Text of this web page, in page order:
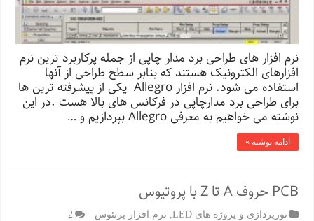
نرم افزار های طراحی برد مدار چاپی از جمله پرکاربرد ترین نرم
افزارهای الکترونیک هستند که بنابر سطح طراحی از آنها
استفاده می شود. نرم افزار Allegro یکی از پیشرفته ترین ها
برای طراحی برد مدارچاپی در فرکانس های بالا هست .در این
نوشته می خواهیم به معرفی Allegro بپردازیم و …
ادامه نوشته »
PCB حروف A تا Z با پروتیوس
نورپردازی و پروژه های LED نرم افزار پرتئوس 2